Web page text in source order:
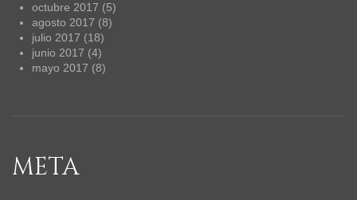
octubre 2017 (5)
agosto 2017 (8)
julio 2017 (18)
junio 2017 (4)
mayo 2017 (8)
META